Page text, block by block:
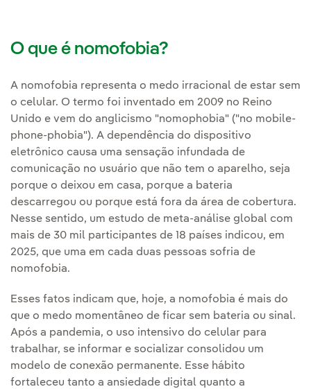
O que é nomofobia?
A nomofobia representa o medo irracional de estar sem
o celular. O termo foi inventado em 2009 no Reino
Unido e vem do anglicismo "nomophobia" ("no mobile-
phone-phobia"). A dependência do dispositivo
eletrônico causa uma sensação infundada de
comunicação no usuário que não tem o aparelho, seja
porque o deixou em casa, porque a bateria
descarregou ou porque está fora da área de cobertura.
Nesse sentido, um estudo de meta-análise global com
mais de 30 mil participantes de 18 países indicou, em
2025, que uma em cada duas pessoas sofria de
nomofobia.
Esses fatos indicam que, hoje, a nomofobia é mais do
que o medo momentâneo de ficar sem bateria ou sinal.
Após a pandemia, o uso intensivo do celular para
trabalhar, se informar e socializar consolidou um
modelo de conexão permanente. Esse hábito
fortaleceu tanto a ansiedade digital quanto a